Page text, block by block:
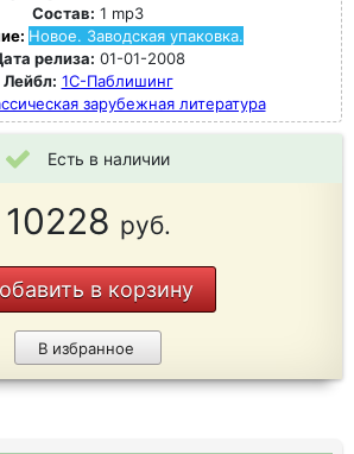
Состав: 1 mp3
Новое. Заводская упаковка.
релиза: 01-01-2008
Лейбл: 1С-Паблишинг
зарубежная литература
Есть в наличии
10228 руб.
в корзину
В избранное